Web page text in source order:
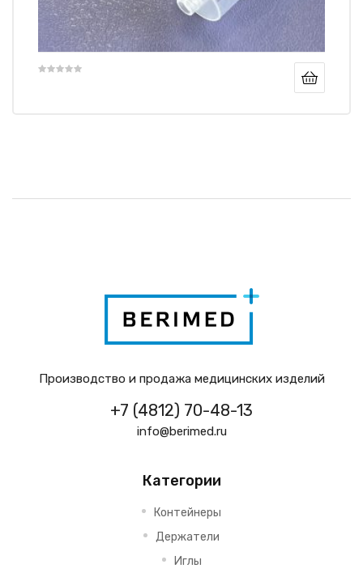
Производство и продажа медицинских изделий
+7 (4812) 70-48-13
info@berimed.ru
Категории
Контейнеры
Держатели
Иглы